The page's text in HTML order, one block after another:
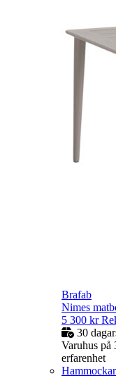
Brafab
Nimes
5 300 kr
30
Varuhus på
erfarenhet
Hammockar